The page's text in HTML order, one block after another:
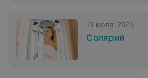
13 июля, 2023
Солярий